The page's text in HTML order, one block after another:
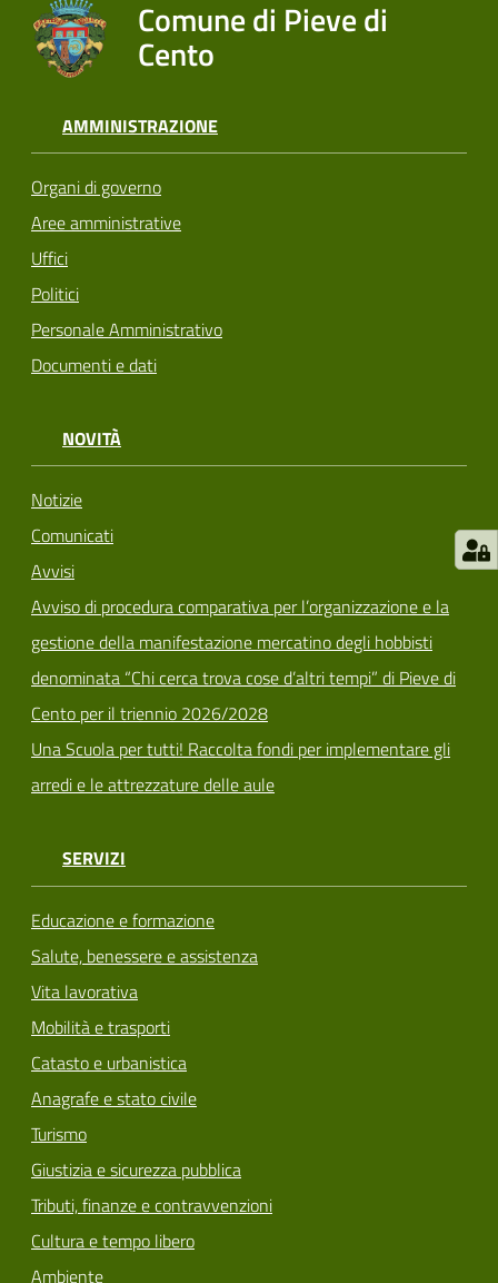
Comune di Pieve di
Cento
AMMINISTRAZIONE
Organi di governo
Aree amministrative
Uffici
Politici
Personale Amministrativo
Documenti e dati
NOVITÀ
Notizie
Comunicati
Avvisi
Avviso di procedura comparativa per l’organizzazione e la
gestione della manifestazione mercatino degli hobbisti
denominata “Chi cerca trova cose d’altri tempi” di Pieve di
Cento per il triennio 2026/2028
Una Scuola per tutti! Raccolta fondi per implementare gli
arredi e le attrezzature delle aule
SERVIZI
Educazione e formazione
Salute, benessere e assistenza
Vita lavorativa
Mobilità e trasporti
Catasto e urbanistica
Anagrafe e stato civile
Turismo
Giustizia e sicurezza pubblica
Tributi, finanze e contravvenzioni
Cultura e tempo libero
Ambiente